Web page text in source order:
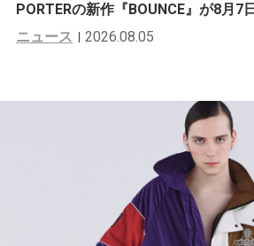
PORTERの新作『BOUNCE』が8月7
ニュース
2026.08.05